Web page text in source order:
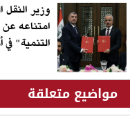
وزير
امتناعه
التنمية" في
مواضيع متعلقة